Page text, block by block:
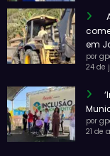
em
por
24 de
por
21 de